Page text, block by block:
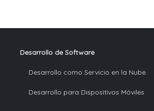
Desarrollo de Software
Desarrollo como Servicio en la Nube
Desarrollo para Dispositivos Móviles